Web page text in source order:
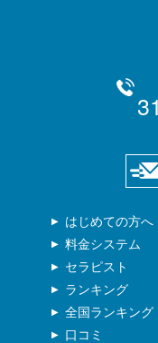
はじめての方へ
料金システム
セラピスト
ランキング
全国ランキング
口コミ